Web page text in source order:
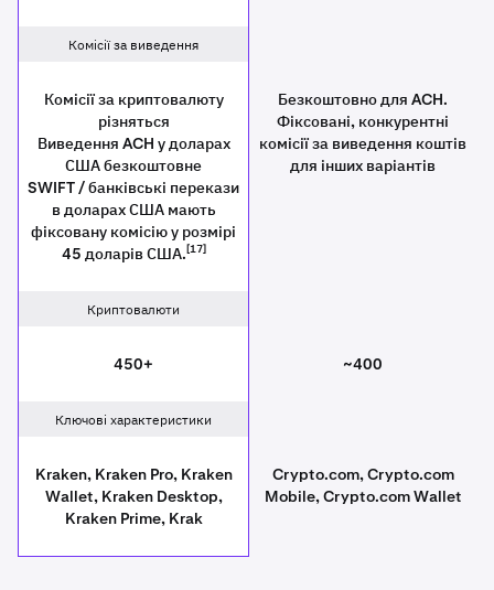
Комісії за виведення
Комісії за криптовалюту
різняться
Виведення ACH у доларах
США безкоштовне
SWIFT / банківські перекази
в доларах США мають
фіксовану комісію у розмірі
45 доларів США.[17]
Безкоштовно для ACH.
Фіксовані, конкурентні
комісії за виведення коштів
для інших варіантів
Криптовалюти
450+ ~400
Ключові характеристики
Kraken, Kraken Pro, Kraken
Wallet, Kraken Desktop,
Kraken Prime, Krak
Crypto.com, Crypto.com
Mobile, Crypto.com Wallet